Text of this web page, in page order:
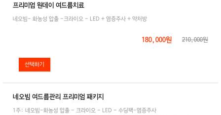
프리미엄 원데이 여드름치료
네오빔- 화농성 압출 -크라이오 - LED + 염증주사 + 약처방
180,000원 210,000원
네오빔 여드름관리 프리미엄 패키지
1주: 네오빔-화농성 압출 - 크라이오 - LED - 수딩팩-염증주사